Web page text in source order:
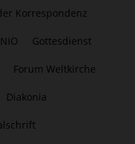
Korrespondenz
Gottesdienst
Forum Weltkirche
Diakonia